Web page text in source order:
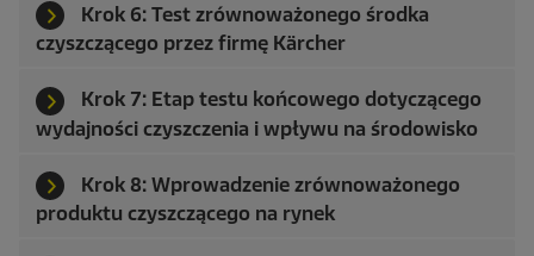
Krok 6: Test zrównoważonego środka
czyszczącego przez firmę Kärcher
Krok 7: Etap testu końcowego dotyczącego
wydajności czyszczenia i wpływu na środowisko
Krok 8: Wprowadzenie zrównoważonego
produktu czyszczącego na rynek